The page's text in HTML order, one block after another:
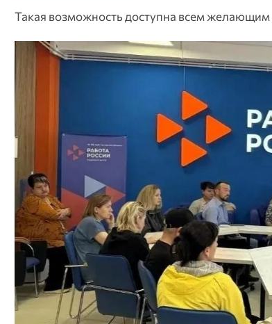
Такая возможность доступна всем желающим